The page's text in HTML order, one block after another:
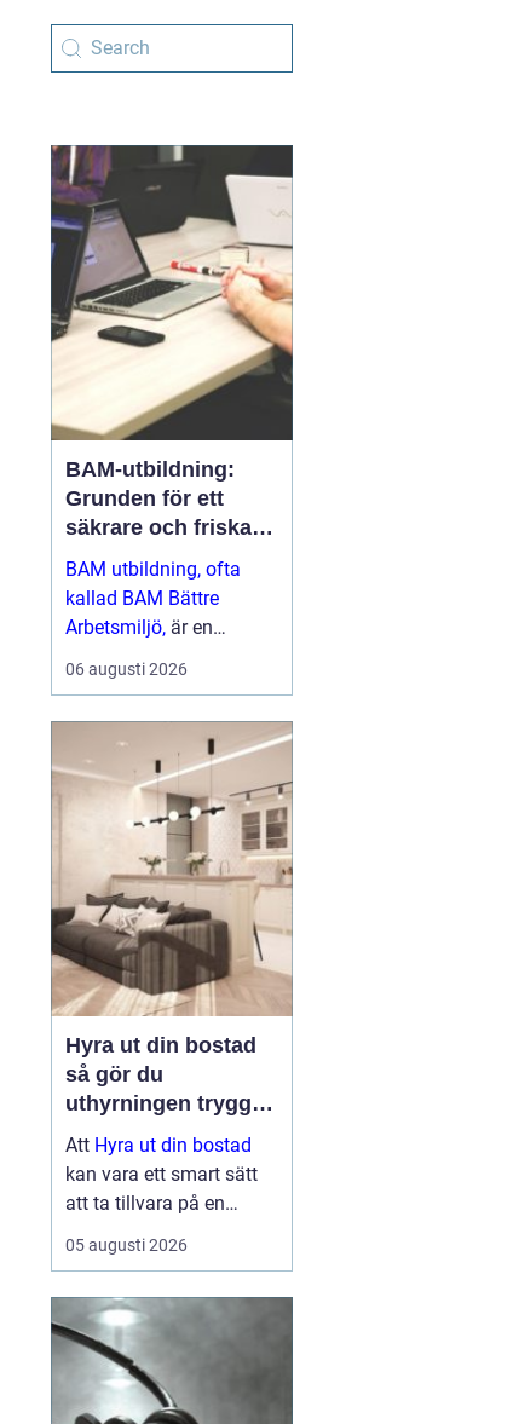
BAM-utbildning:
Grunden för ett
säkrare och friskare
arbetsliv
BAM utbildning, ofta
kallad BAM Bättre
Arbetsmiljö, är en
grundkurs som ger
chefer, skyddsombud
nyckelpersoner verkt...
06 augusti 2026
Hyra ut din bostad
så gör du
uthyrningen trygg,
lönsam och smidig
Att Hyra ut din bostad
kan vara ett smart sätt
att ta tillvara på en
lägenhet eller villa som
står tom, till exempel
utlandsuppdrag, vid
samboskap eller medan
en ny bostad test...
05 augusti 2026